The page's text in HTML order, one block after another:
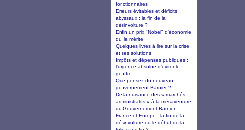
fonctionnaires
Erreurs évitables et déficits
abyssaux : la fin de la
désinvolture ?
Enfin un prix "Nobel" d'économie
qui le mérite
Quelques livres à lire sur la crise
et ses solutions
Impôts et dépenses publiques :
l'urgence absolue d'éviter le
gouffre.
Que pensez du nouveau
gouvernement Barnier ?
De la nuisance des « marchés
administratifs » à la mésaventure
du Gouvernement Barnier.
France et Europe : la fin de la
désinvolture ou le début de la